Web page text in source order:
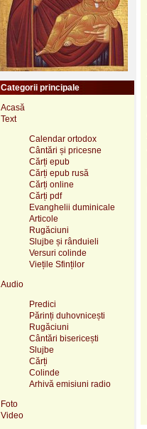
Categorii principale
Acasă
Text
Calendar ortodox
Cântări și pricesne
Cărți epub
Cărți epub rusă
Cărți online
Cărți pdf
Evanghelii duminicale
Articole
Rugăciuni
Slujbe și rânduieli
Versuri colinde
Viețile Sfinților
Audio
Predici
Părinți duhovnicești
Rugăciuni
Cântări bisericești
Slujbe
Cărți
Colinde
Arhivă emisiuni radio
Foto
Video